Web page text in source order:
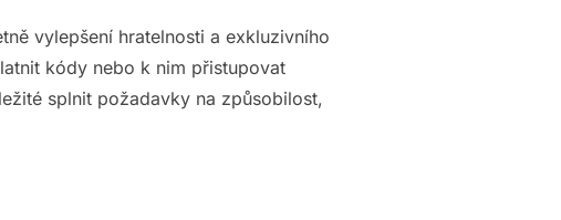
vylepšení hratelnosti a exkluzivního
kódy nebo k nim přistupovat
splnit požadavky na způsobilost,